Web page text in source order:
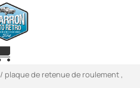
/ plaque de retenue de roulement ,